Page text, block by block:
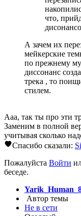
что,
А зачем их
мейкерские
по прежнему
диссонанс
трека , то
стилем.
Ааа, так ты про эти
Заменим в полной
учитывая сколько
Спасибо сказали:
Пожалуйста Войти
беседе.
Автор темы
Не в сети